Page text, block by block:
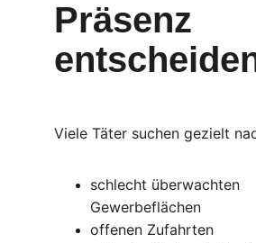
Präsenz
Viele Täter suchen gezielt
schlecht überwachten
Gewerbeflächen
offenen Zufahrten